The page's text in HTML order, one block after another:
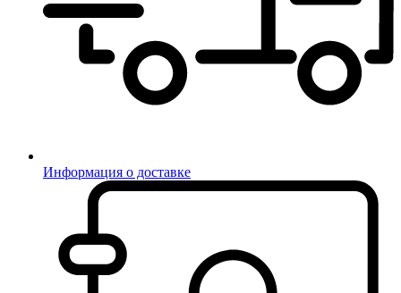
Информация о доставке